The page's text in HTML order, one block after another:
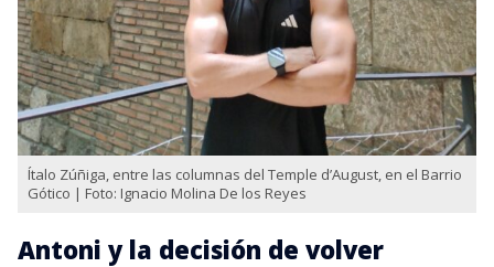
Ítalo Zúñiga, entre las columnas del Temple d’August, en el Barrio
Gótico | Foto: Ignacio Molina De los Reyes
Antoni y la decisión de volver